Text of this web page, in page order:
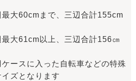
大60cmまで、三辺合計155cm
大61cm以上、三辺合計156㎝
ースに入った自転車などの特殊
ズとなります